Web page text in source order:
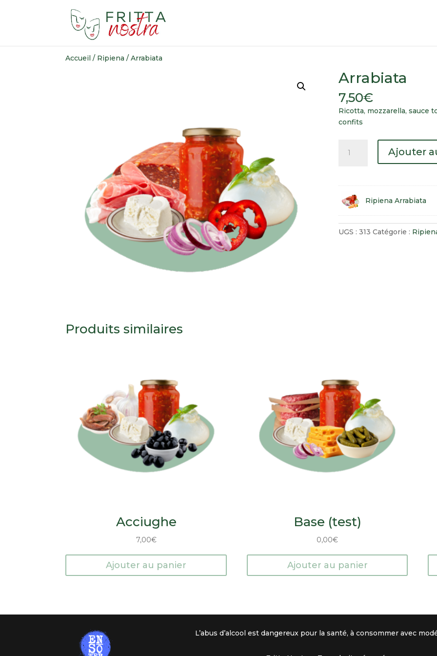
Accueil / Ripiena / Arrabiata
Arrabiata
7,50€
Ricotta, mozzarella, sauce
confits
Ajouter
Ripiena Arrabiata
UGS : 313 Catégorie :
Produits similaires
Acciughe
7,00€
Ajouter au panier
Base (test)
0,00€
Ajouter au panier
L’abus d’alcool est dangereux pour la santé, à consommer avec